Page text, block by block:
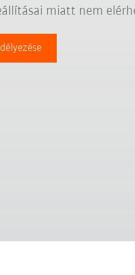
miatt nem